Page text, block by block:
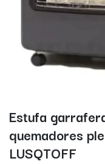
Estufa
quemadores
LUSQTOFF